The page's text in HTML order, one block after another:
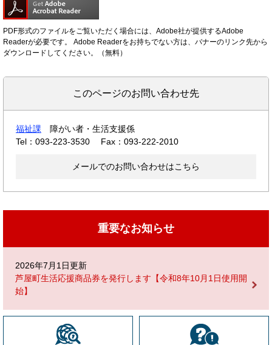
PDF形式のファイルをご覧いただく場合には、Adobe社が提供するAdobe
Readerが必要です。
Adobe Readerをお持ちでない方は、バナーのリンク先から
ダウンロードしてください。（無料）
このページのお問い合わせ先
福祉課
障がい者・生活支援係
Tel：093-223-3530
Fax：093-222-2010
メールでのお問い合わせはこちら
重要なお知らせ
2026年7月1日更新
芦屋町生活応援商品券を発行します【令和8年10月1日使用開
始】